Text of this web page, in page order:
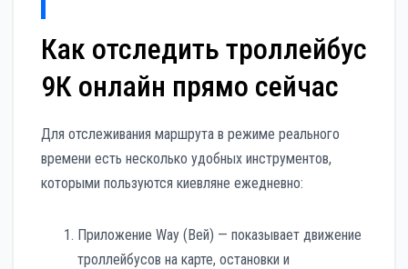
Как отследить троллейбус
9К онлайн прямо сейчас
Для отслеживания маршрута в режиме реального
времени есть несколько удобных инструментов,
которыми пользуются киевляне ежедневно:
Приложение Way (Вей) — показывает движение
троллейбусов на карте, остановки и